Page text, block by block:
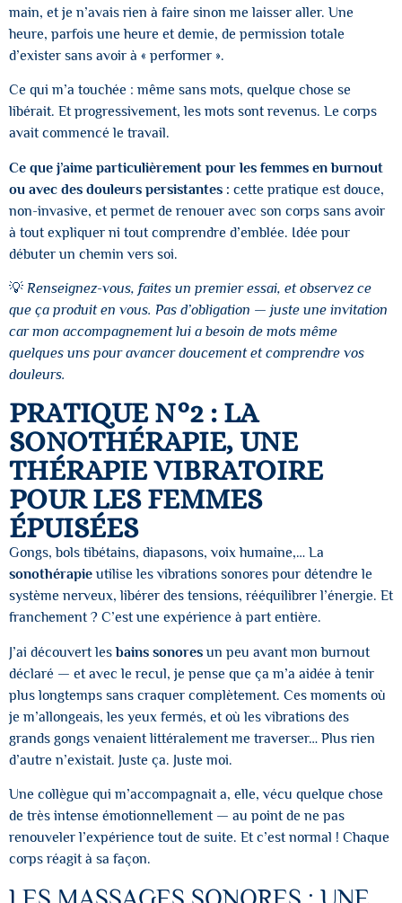
main, et je n’avais rien à faire sinon me laisser aller. Une
heure, parfois une heure et demie, de permission totale
d’exister sans avoir à « performer ».
Ce qui m’a touchée : même sans mots, quelque chose se
libérait. Et progressivement, les mots sont revenus. Le corps
avait commencé le travail.
Ce que j’aime particulièrement pour les femmes en burnout
ou avec des douleurs persistantes : cette pratique est douce,
non-invasive, et permet de renouer avec son corps sans avoir
à tout expliquer ni tout comprendre d’emblée. Idée pour
débuter un chemin vers soi.
💡 Renseignez-vous, faites un premier essai, et observez ce
que ça produit en vous. Pas d’obligation — juste une invitation
car mon accompagnement lui a besoin de mots même
quelques uns pour avancer doucement et comprendre vos
douleurs.
PRATIQUE N°2 : LA
SONOTHÉRAPIE, UNE
THÉRAPIE VIBRATOIRE
POUR LES FEMMES
ÉPUISÉES
Gongs, bols tibétains, diapasons, voix humaine,… La
sonothérapie utilise les vibrations sonores pour détendre le
système nerveux, libérer des tensions, rééquilibrer l’énergie. Et
franchement ? C’est une expérience à part entière.
J’ai découvert lesbains sonores un peu avant mon burnout
déclaré — et avec le recul, je pense que ça m’a aidée à tenir
plus longtemps sans craquer complètement. Ces moments où
je m’allongeais, les yeux fermés, et où les vibrations des
grands gongs venaient littéralement me traverser… Plus rien
d’autre n’existait. Juste ça. Juste moi.
Une collègue qui m’accompagnait a, elle, vécu quelque chose
de très intense émotionnellement — au point de ne pas
renouveler l’expérience tout de suite. Et c’est normal ! Chaque
corps réagit à sa façon.